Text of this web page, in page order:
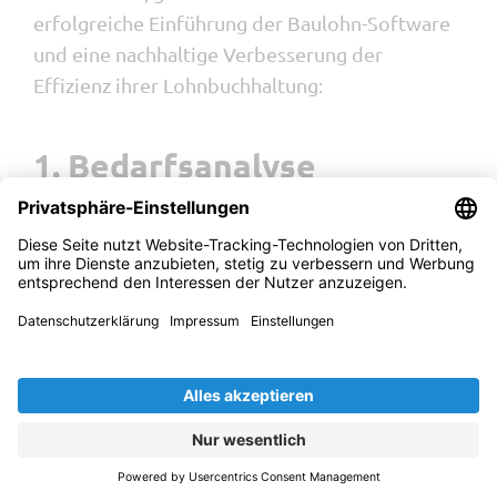
erfolgreiche Einführung der Baulohn-Software
und eine nachhaltige Verbesserung der
Effizienz ihrer Lohnbuchhaltung:
1. Bedarfsanalyse
durchführen
Analysieren Sie den aktuellen Lohnprozess
in Ihrem Unternehmen – von der
Zuschlagsberechnung bis zur fertigen
Schwachstellen, Engpässe und
Herausforderungen.
Befragen Sie Mitarbeitende aus
ihre Perspektiven und Erfahrungen zu